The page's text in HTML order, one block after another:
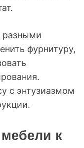
разными
фурнитуру,
с энтузиазмом
к